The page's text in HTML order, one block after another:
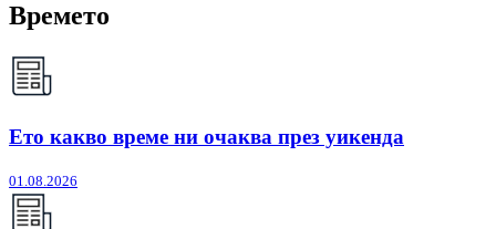
Времето
Ето какво време ни очаква през уикенда
01.08.2026